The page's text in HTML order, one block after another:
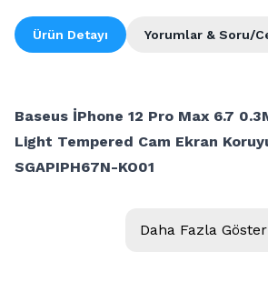
Ürün Detayı Yorumlar & Soru/
Baseus İPhone 12 Pro Max 6.7
Light Tempered Cam Ekran
SGAPIPH67N-KQ01
Daha Fazla Göster